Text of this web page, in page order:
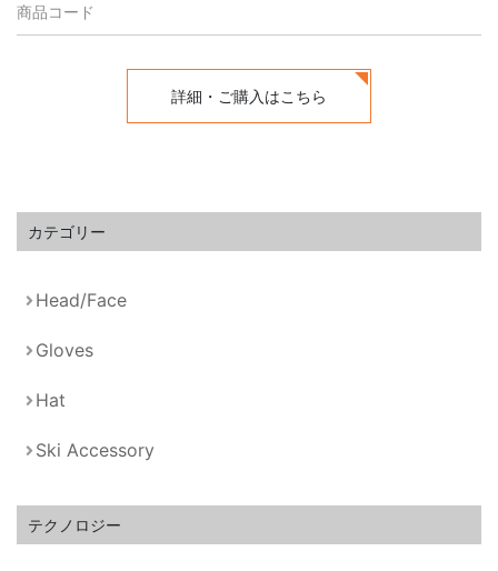
商品コード
詳細・ご購入はこちら
カテゴリー
Head/Face
Gloves
Hat
Ski Accessory
テクノロジー